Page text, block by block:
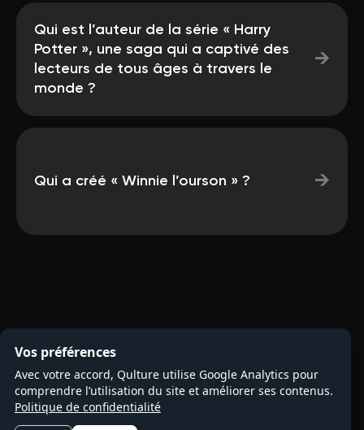
Qui est l’auteur de la série « Harry
Potter », une saga qui a captivé des
lecteurs de tous âges à travers le
monde ?
→
Qui a créé « Winnie l’ourson » ? →
Vos préférences
Avec votre accord, Qulture utilise Google Analytics pour
comprendre l’utilisation du site et améliorer ses contenus.
Politique de confidentialité